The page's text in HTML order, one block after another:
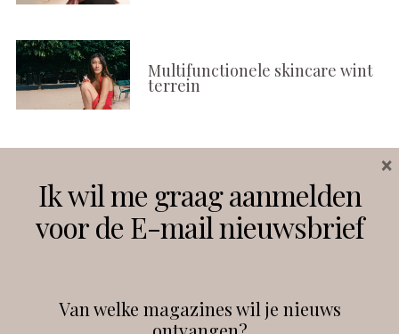
Multifunctionele skincare wint
terrein
Instagram Facebook
Ik wil me graag aanmelden
voor de E-mail nieuwsbrief
Van welke magazines wil je nieuws
×